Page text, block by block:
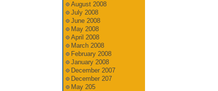
August 2008
July 2008
June 2008
May 2008
April 2008
March 2008
February 2008
January 2008
December 2007
December 207
May 205